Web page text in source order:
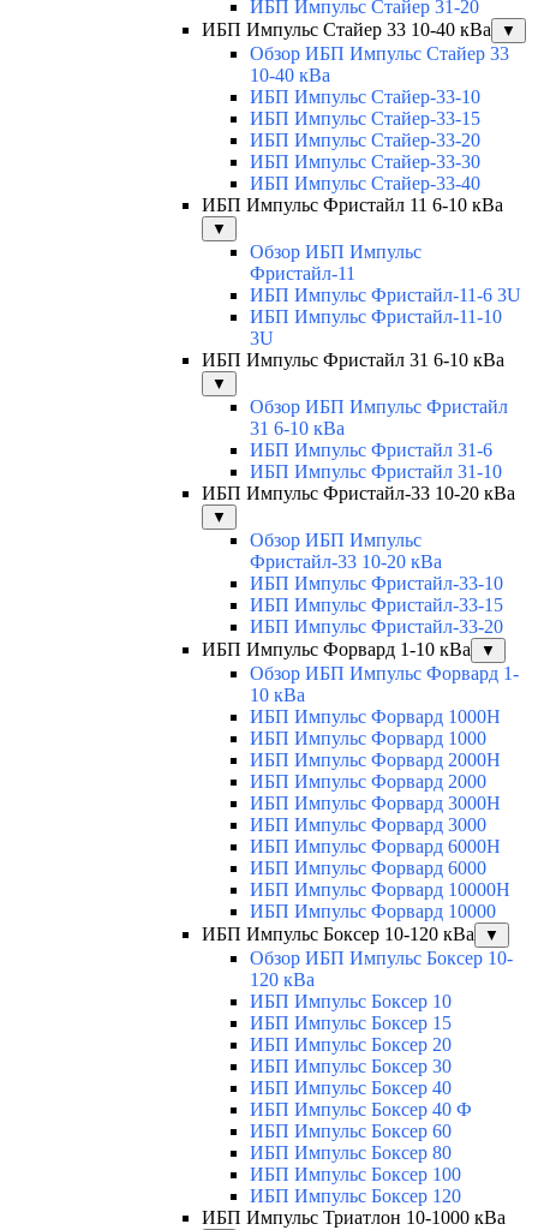
ИБП Импульс Стайер 31-20
ИБП Импульс Стайер 33 10-40 кВа
▼
Обзор ИБП Импульс Стайер 33
10-40 кВа
ИБП Импульс Стайер-33-10
ИБП Импульс Стайер-33-15
ИБП Импульс Стайер-33-20
ИБП Импульс Стайер-33-30
ИБП Импульс Стайер-33-40
ИБП Импульс Фристайл 11 6-10 кВа
▼
Обзор ИБП Импульс
Фристайл-11
ИБП Импульс Фристайл-11-6 3U
ИБП Импульс Фристайл-11-10
3U
ИБП Импульс Фристайл 31 6-10 кВа
▼
Обзор ИБП Импульс Фристайл
31 6-10 кВа
ИБП Импульс Фристайл 31-6
ИБП Импульс Фристайл 31-10
ИБП Импульс Фристайл-33 10-20 кВа
▼
Обзор ИБП Импульс
Фристайл-33 10-20 кВа
ИБП Импульс Фристайл-33-10
ИБП Импульс Фристайл-33-15
ИБП Импульс Фристайл-33-20
ИБП Импульс Форвард 1-10 кВа
▼
Обзор ИБП Импульс Форвард 1-
10 кВа
ИБП Импульс Форвард 1000H
ИБП Импульс Форвард 1000
ИБП Импульс Форвард 2000H
ИБП Импульс Форвард 2000
ИБП Импульс Форвард 3000H
ИБП Импульс Форвард 3000
ИБП Импульс Форвард 6000H
ИБП Импульс Форвард 6000
ИБП Импульс Форвард 10000H
ИБП Импульс Форвард 10000
ИБП Импульс Боксер 10-120 кВа
▼
Обзор ИБП Импульс Боксер 10-
120 кВа
ИБП Импульс Боксер 10
ИБП Импульс Боксер 15
ИБП Импульс Боксер 20
ИБП Импульс Боксер 30
ИБП Импульс Боксер 40
ИБП Импульс Боксер 40 Ф
ИБП Импульс Боксер 60
ИБП Импульс Боксер 80
ИБП Импульс Боксер 100
ИБП Импульс Боксер 120
ИБП Импульс Триатлон 10-1000 кВа